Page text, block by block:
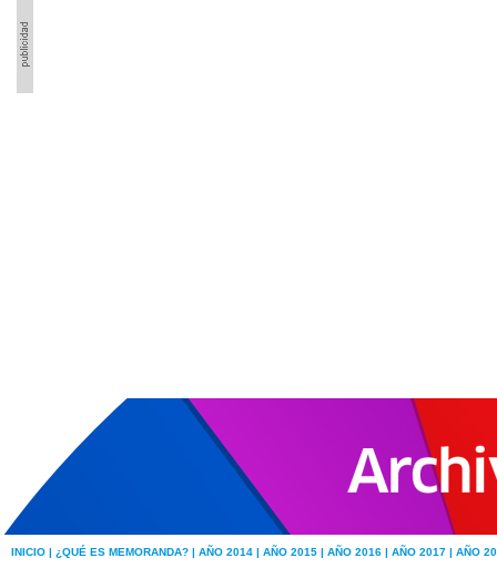
INICIO | ¿QUÉ ES MEMORANDA? | AÑO 2014 | AÑO 2015 | AÑO 2016 | AÑO 2017 | AÑO